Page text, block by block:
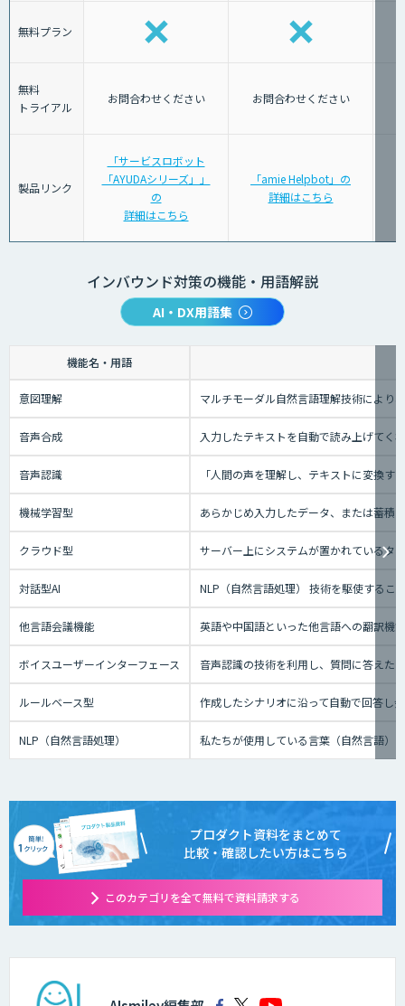
無料プラン
無料
トライアル
お問合わせください お問合わせください
製品リンク
「サービスロボット
「AYUDAシリーズ」」
の
詳細はこちら
「amie Helpbot」の
詳細はこちら
インバウンド対策の機能・用語解説
AI・DX用語集
機能名・用語
意図理解 マルチモーダル自然言語理解技術により
音声合成 入力したテキストを自動で読み上げてく
音声認識 「人間の声を理解し、テキストに変換
機械学習型 あらかじめ入力したデータ、または蓄積
クラウド型 サーバー上にシステムが置かれているタ
対話型AI NLP（自然言語処理） 技術を駆使するこ
他言語会議機能 英語や中国語といった他言語への翻訳機
ボイスユーザーインターフェース 音声認識の技術を利用し、質問に答えた
ルールベース型 作成したシナリオに沿って自動で回答し
NLP（自然言語処理） 私たちが使用している言葉（自然言語）
プロダクト資料をまとめて
比較・確認したい方はこちら
このカテゴリを全て無料で資料請求する